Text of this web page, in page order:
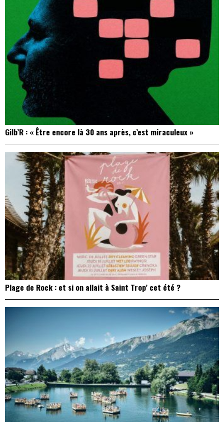
Gilb’R : « Être encore là 30 ans après, c’est miraculeux »
Plage de Rock : et si on allait à Saint Trop’ cet été ?